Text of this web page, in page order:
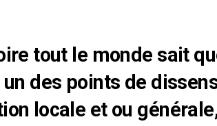
tout le monde sait
des points de
locale et ou